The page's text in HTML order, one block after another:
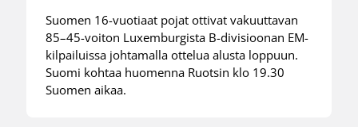
Suomen 16-vuotiaat pojat ottivat vakuuttavan
85–45-voiton Luxemburgista B-divisioonan EM-
kilpailuissa johtamalla ottelua alusta loppuun.
Suomi kohtaa huomenna Ruotsin klo 19.30
Suomen aikaa.